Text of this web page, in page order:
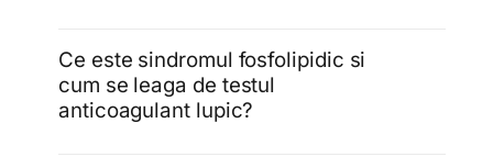
Ce este sindromul fosfolipidic si
cum se leaga de testul
anticoagulant lupic?